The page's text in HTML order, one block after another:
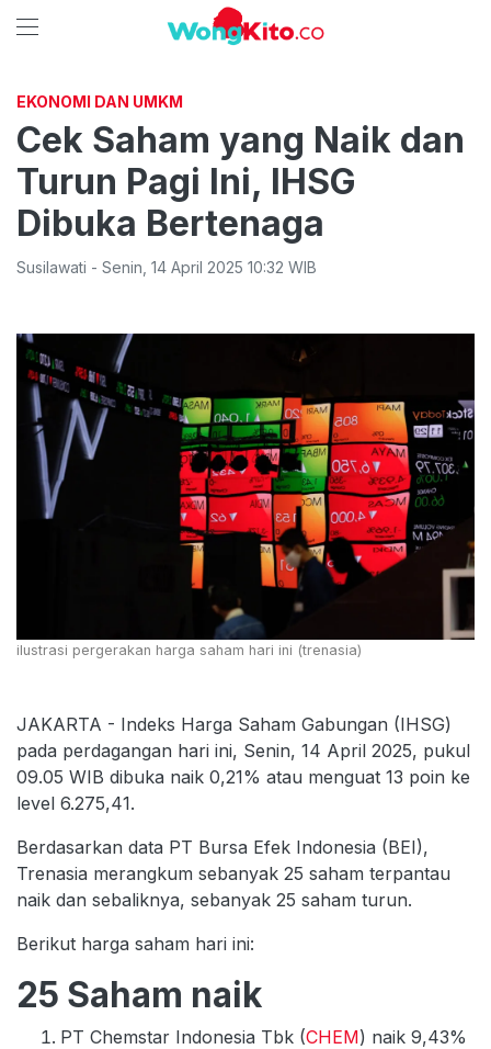
EKONOMI DAN UMKM
Cek Saham yang Naik dan
Turun Pagi Ini, IHSG
Dibuka Bertenaga
Susilawati - Senin 14 April 2025 10:32 WIB
ilustrasi pergerakan harga saham hari ini (trenasia)
JAKARTA - Indeks Harga Saham Gabungan (IHSG)
pada perdagangan hari ini, Senin, 14 April 2025, pukul
09.05 WIB dibuka naik 0,21% atau menguat 13 poin ke
level 6.275,41.
Berdasarkan data PT Bursa Efek Indonesia (BEI),
Trenasia merangkum sebanyak 25 saham terpantau
naik dan sebaliknya, sebanyak 25 saham turun.
Berikut harga saham hari ini:
25 Saham naik
PT Chemstar Indonesia Tbk (CHEM) naik 9,43%